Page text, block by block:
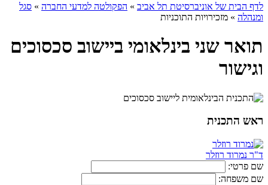
לדף הבית של אוניברסיטת תל אביב » הפקולטה למדעי החברה » סגל
ומנהלה » מזכירויות התוכניות
תואר שני בינלאומי ביישוב סכסוכים
וגישור
ראש התכנית
ד"ר נמרוד רוזלר
שם פרטי:
שם משפחה: